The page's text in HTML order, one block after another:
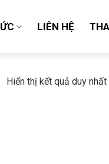
LIÊN HỆ
Hiển thị kết quả duy nhất